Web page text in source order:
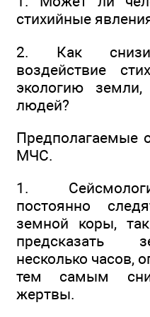
стихийные
2. Как
воздействие
экологию
людей?
Предполагаемые
МЧС.
1.
постоянно
земной коры,
предсказать
несколько часов,
тем самым
жертвы.